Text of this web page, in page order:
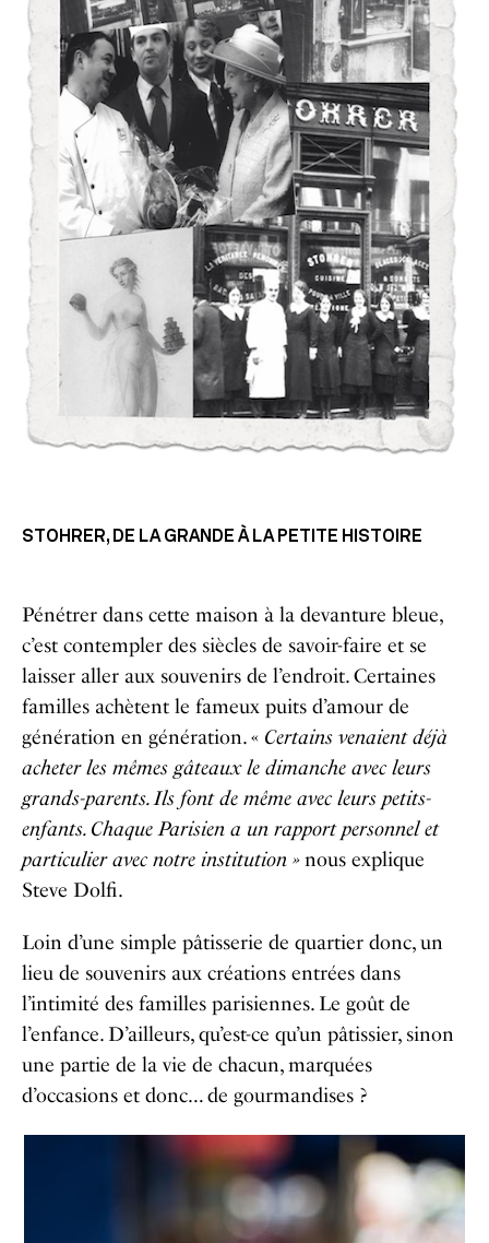
STOHRER, DE LA GRANDE À LA PETITE HISTOIRE
Pénétrer dans cette maison à la devanture bleue,
c’est contempler des siècles de savoir-faire et se
laisser aller aux souvenirs de l’endroit. Certaines
familles achètent le fameux puits d’amour de
génération en génération. « Certains venaient déjà
acheter les mêmes gâteaux le dimanche avec leurs
grands-parents. Ils font de même avec leurs petits-
enfants. Chaque Parisien a un rapport personnel et
particulier avec notre institution »nous explique
Steve Dolfi.
Loin d’une simple pâtisserie de quartier donc, un
lieu de souvenirs aux créations entrées dans
l’intimité des familles parisiennes. Le goût de
l’enfance. D’ailleurs, qu’est-ce qu’un pâtissier, sinon
une partie de la vie de chacun, marquées
d’occasions et donc… de gourmandises ?